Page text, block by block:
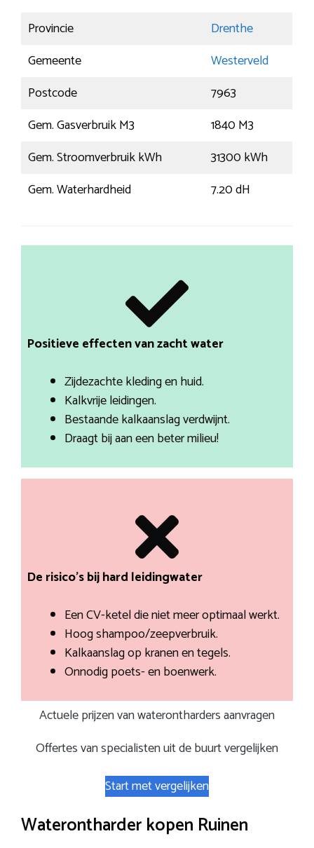
Provincie
Drenthe
Gemeente
Westerveld
Postcode
7963
Gem. Gasverbruik M3
1840 M3
Gem. Stroomverbruik kWh
31300 kWh
Gem. Waterhardheid
7.20 dH
Positieve effecten van zacht water
Zijdezachte kleding en huid.
Kalkvrije leidingen.
Bestaande kalkaanslag verdwijnt.
Draagt bij aan een beter milieu!
De risico’s bij hard leidingwater
Een CV-ketel die niet meer optimaal werkt.
Hoog shampoo/zeepverbruik.
Kalkaanslag op kranen en tegels.
Onnodig poets- en boenwerk.
Actuele prijzen van waterontharders aanvragen
Offertes van specialisten uit de buurt vergelijken
Start met vergelijken
Waterontharder kopen Ruinen